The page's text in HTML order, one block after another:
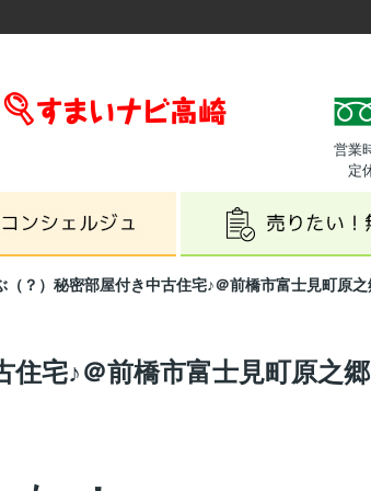
営業
定
（？）秘密部屋付き中古住宅♪＠前橋市富士見町原之
宅♪＠前橋市富士見町原之郷